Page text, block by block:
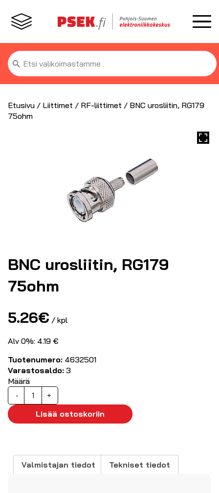
Etsi:
Etusivu / Liittimet / RF-liittimet / BNC urosliitin, RG179
75ohm
BNC urosliitin, RG179
75ohm
5.26€ / kpl
Alv 0%: 4.19 €
Tuotenumero: 4632501
Varastosaldo: 3
Määrä
-
BNC
urosliitin,
RG179
75ohm
+
Lisää ostoskoriin
Valmistajan tiedot Tekniset tiedot